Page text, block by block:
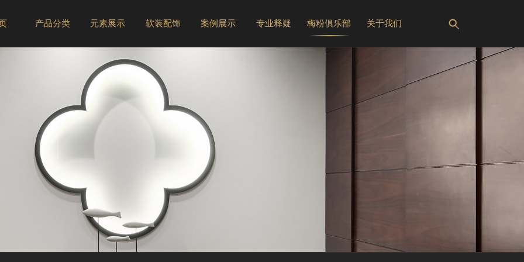
产品分类 元素展示 软装配饰 案例展示 专业释疑 梅粉俱乐部 关于我们